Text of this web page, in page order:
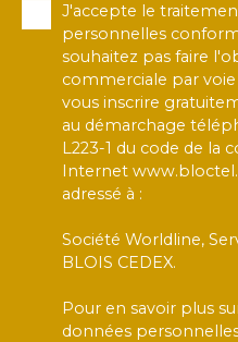
J'accepte le
personnelles
souhaitez pas faire
commerciale par
vous inscrire
au démarchage
L223-1 du code de la
Internet
adressé à :
Société Worldline,
BLOIS CEDEX.
Pour en savoir plus
données